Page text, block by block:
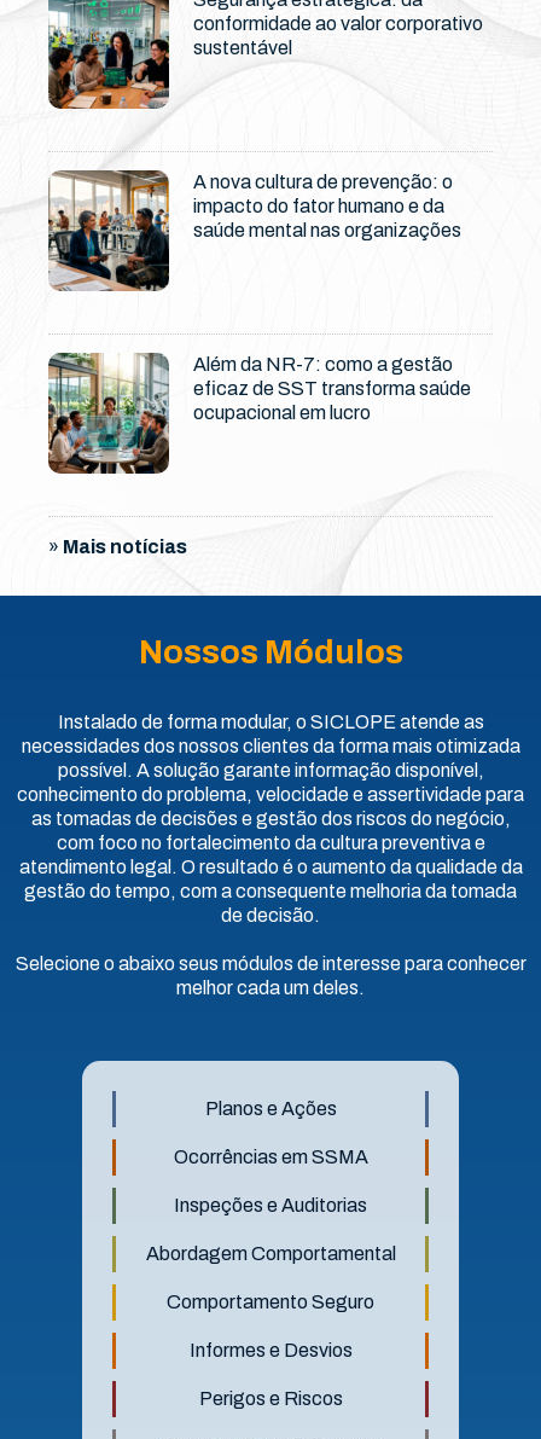
conformidade ao valor corporativo
sustentável
A nova cultura de prevenção: o
impacto do fator humano e da
saúde mental nas organizações
Além da NR-7: como a gestão
eficaz de SST transforma saúde
ocupacional em lucro
» Mais notícias
Nossos Módulos
Instalado de forma modular, o SICLOPE atende as
necessidades dos nossos clientes da forma mais otimizada
possível. A solução garante informação disponível,
conhecimento do problema, velocidade e assertividade para
as tomadas de decisões e gestão dos riscos do negócio,
com foco no fortalecimento da cultura preventiva e
atendimento legal. O resultado é o aumento da qualidade da
gestão do tempo, com a consequente melhoria da tomada
de decisão.
Selecione o abaixo seus módulos de interesse para conhecer
melhor cada um deles.
Planos e Ações
Ocorrências em SSMA
Inspeções e Auditorias
Abordagem Comportamental
Comportamento Seguro
Informes e Desvios
Perigos e Riscos